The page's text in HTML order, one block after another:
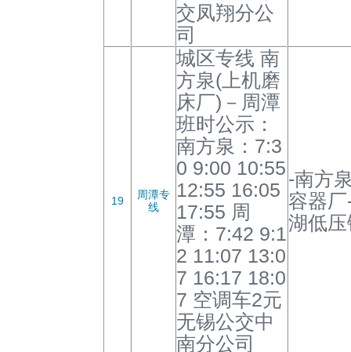
交凤翔分公
司
19
周潭专
线
城区专线 南
方泉(上机磨
床厂)－周潭
班时公示：
南方泉：7:3
0 9:00 10:55
12:55 16:05
17:55 周
潭：7:42 9:1
2 11:07 13:0
7 16:17 18:0
7 空调车2元
无锡公交中
南分公司
-南方
容器
湖低